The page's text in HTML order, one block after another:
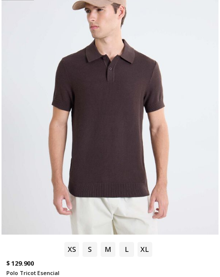
XS S M L XL
$ 129.900
Polo Tricot Esencial